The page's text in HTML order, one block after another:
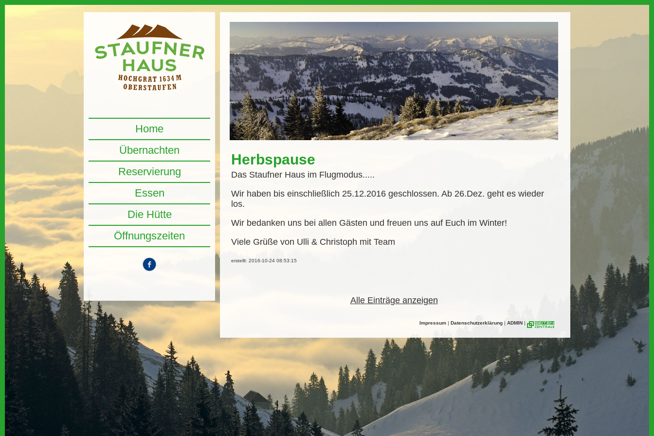
Home
Übernachten
Reservierung
Essen
Die Hütte
Öffnungszeiten
Herbspause
Das Staufner Haus im Flugmodus.....
Wir haben bis einschließlich 25.12.2016 geschlossen. Ab 26.Dez. geht es wieder
los.
Wir bedanken uns bei allen Gästen und freuen uns auf Euch im Winter!
Viele Grüße von Ulli & Christoph mit Team
erstellt: 2016-10-24 08:53:15
Alle Einträge anzeigen
Impressum | Datenschutzerklärung | ADMIN |